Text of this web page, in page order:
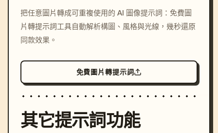
c, cyberpunk sunset, neon
colors, 8k --v 6.0
把任意圖片轉成可重複使用的 AI 圖像提示詞：免費圖
片轉提示詞工具自動解析構圖、風格與光線，幾秒還原
同款效果。
免費圖片轉提示詞
其它提示詞功能